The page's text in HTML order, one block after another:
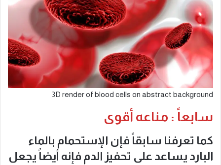
3D render of blood cells on abstract background
سابعاً : مناعه أقوى
كما تعرفنا سابقاً فإن الإستحمام بالماء
البارد يساعد على تحفيز الدم فإنه أيضاً يجعل